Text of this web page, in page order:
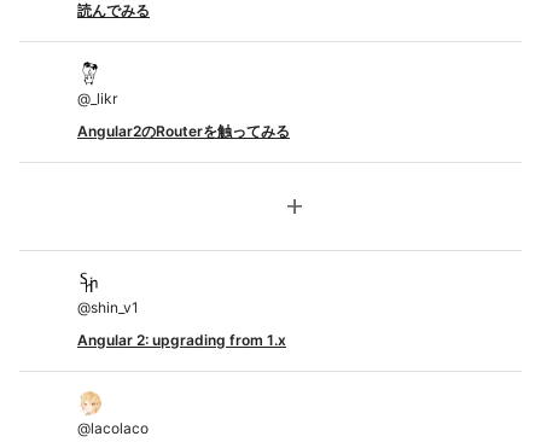
読んでみる
@ _likr
Angular2のRouterを触ってみる
add
@shin_v1
Angular 2: upgrading from 1.x
@lacolaco